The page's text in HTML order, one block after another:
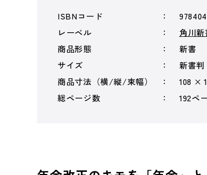
ISBNコード
レーベル
角川新
商品形態
新書
サイズ
新書判
商品寸法（横/縦/束幅）
108 ×
総ページ数
192ペ